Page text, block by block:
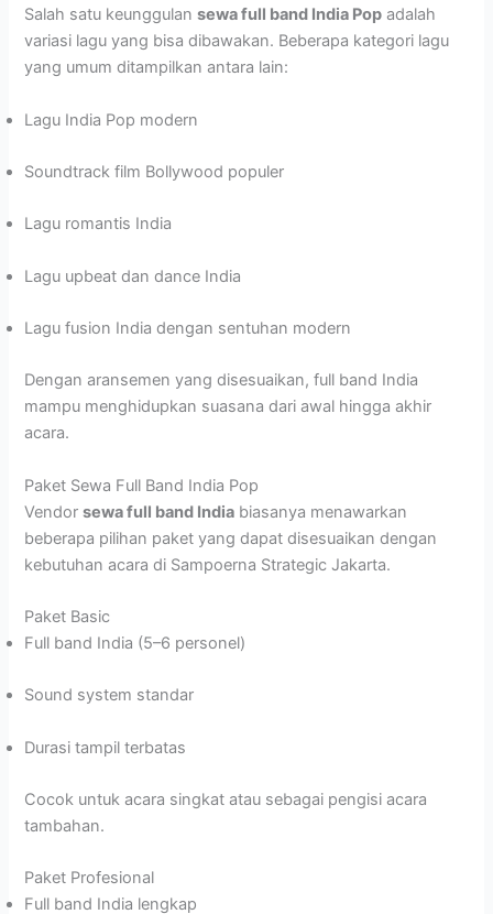
Salah satu keunggulansewa full band India Pop adalah
variasi lagu yang bisa dibawakan. Beberapa kategori lagu
yang umum ditampilkan antara lain:
Lagu India Pop modern
Soundtrack film Bollywood populer
Lagu romantis India
Lagu upbeat dan dance India
Lagu fusion India dengan sentuhan modern
Dengan aransemen yang disesuaikan, full band India
mampu menghidupkan suasana dari awal hingga akhir
acara.
Paket Sewa Full Band India Pop
Vendorsewa full band India biasanya menawarkan
beberapa pilihan paket yang dapat disesuaikan dengan
kebutuhan acara di Sampoerna Strategic Jakarta.
Paket Basic
Full band India (5–6 personel)
Sound system standar
Durasi tampil terbatas
Cocok untuk acara singkat atau sebagai pengisi acara
tambahan.
Paket Profesional
Full band India lengkap